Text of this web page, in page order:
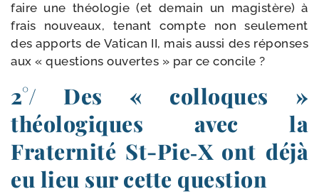
faire une théo­lo­gie (et demain un magis­tère) à
frais nou­veaux, tenant compte non seule­ment
des apports de Vatican II, mais aus­si des réponses
aux « ques­tions ouvertes » par ce concile ?
2°/ Des « colloques »
théologiques avec la
Fraternité St-​Pie‑X ont déjà
eu lieu sur cette question